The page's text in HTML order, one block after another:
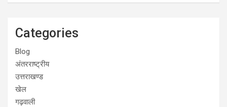
Categories
Blog
अंतरराष्ट्रीय
उत्तराखण्ड
खेल
गढ़वाली